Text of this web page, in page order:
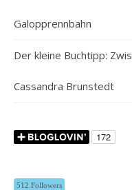
Galopprennbahn
Der kleine Buchtipp:
Cassandra Brunstedt
512 Followers